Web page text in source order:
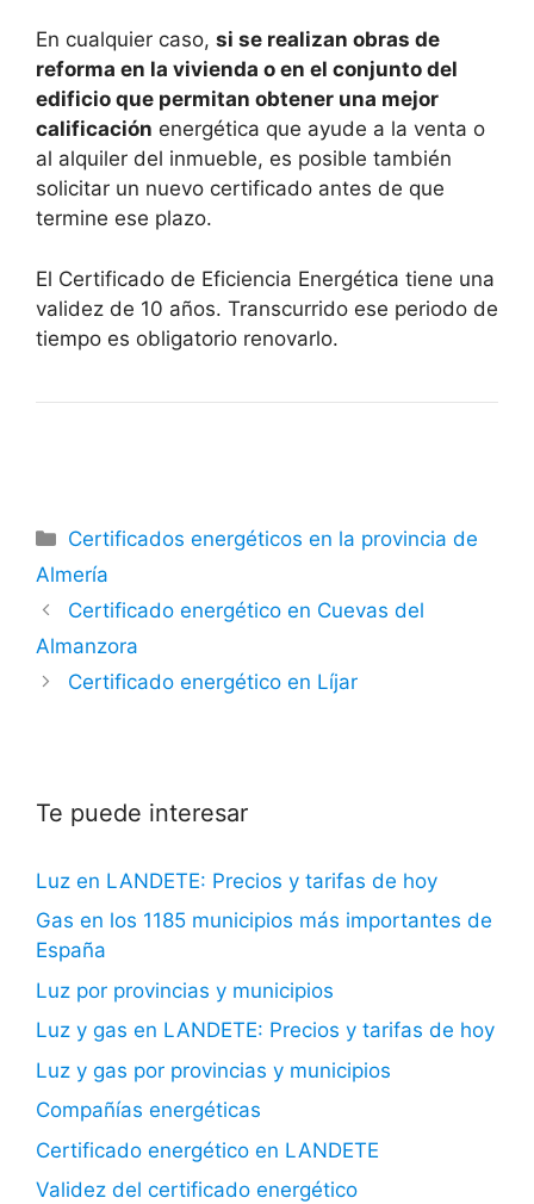
En cualquier caso, si se realizan obras de
reforma en la vivienda o en el conjunto del
edificio que permitan obtener una mejor
calificación energética que ayude a la venta o
al alquiler del inmueble, es posible también
solicitar un nuevo certificado antes de que
termine ese plazo.
El Certificado de Eficiencia Energética tiene una
validez de 10 años. Transcurrido ese periodo de
tiempo es obligatorio renovarlo.
Categorías
Certificados energéticos en la provincia de
Almería
Certificado energético en Cuevas del
Almanzora
Certificado energético en Líjar
Te puede interesar
Luz en LANDETE: Precios y tarifas de hoy
Gas en los 1185 municipios más importantes de
España
Luz por provincias y municipios
Luz y gas en LANDETE: Precios y tarifas de hoy
Luz y gas por provincias y municipios
Compañías energéticas
Certificado energético en LANDETE
Validez del certificado energético